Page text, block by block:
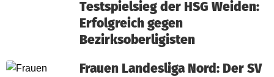
Testspielsieg der HSG Weiden:
Erfolgreich gegen
Bezirksoberligisten
Frauen Landesliga Nord: Der SV